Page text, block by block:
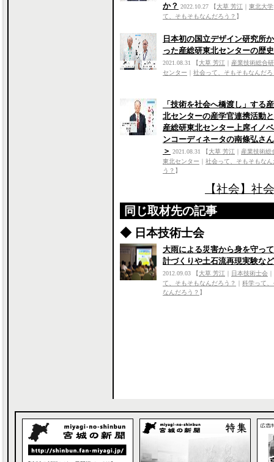
か？ 2022.10.27 【大草 芳江 東北大学
て、そもそもなんだろう？ 】
日本初の国立デザイン研究所
った産総研東北センターの歴
2021.08.31 【大草 芳江
産業技術総合
センター
社会って、そもそもなんだろ
「技術を社会へ橋渡し」する
北センターの産学官連携活動
産総研東北センター上席イノ
ンコーディネータの南條弘さ
＞ 2021.08.31 【大草 芳江
産業技術総
東北センター
社会って、そもそもなん
う？ 】
【社会】社
同じ取材先の記事
◆ 日本技術士会
大雨による災害から身を守っ
計づくりや土石流再現実験な
2012.09.03 【大草 芳江 日本技術士会
て、そもそもなんだろう？
科学って
なんだろう？ 】